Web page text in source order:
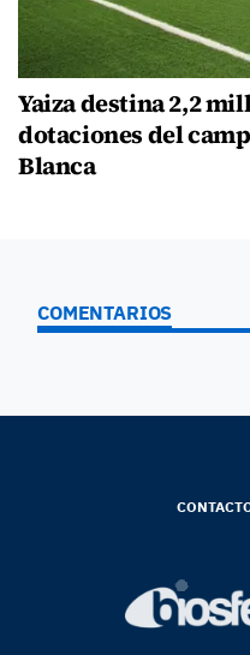
Yaiza destina 2,2
dotaciones del
Blanca
COMENTARIOS